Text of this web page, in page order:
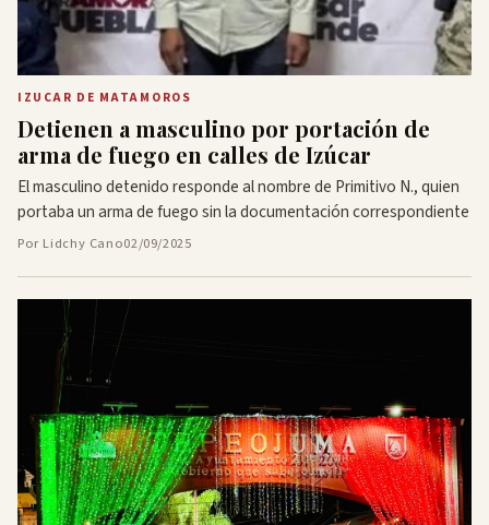
IZUCAR DE MATAMOROS
Detienen a masculino por portación de
arma de fuego en calles de Izúcar
El masculino detenido responde al nombre de Primitivo N., quien
portaba un arma de fuego sin la documentación correspondiente
Por Lidchy Cano02/09/2025